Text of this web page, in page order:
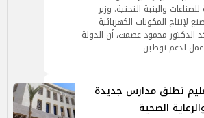
والبنية التحتية. وزير
لإنتاج المكونات الكهربائية
الدكتور محمود عصمت، أن الدولة
عمل لدعم توطين
تطلق مدارس جديدة
الصحية